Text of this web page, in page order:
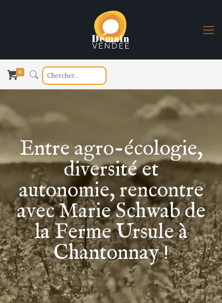
0
Entre agro-écologie,
diversité et
autonomie, rencontre
avec Marie Schwab de
la Ferme Ursule à
Chantonnay !